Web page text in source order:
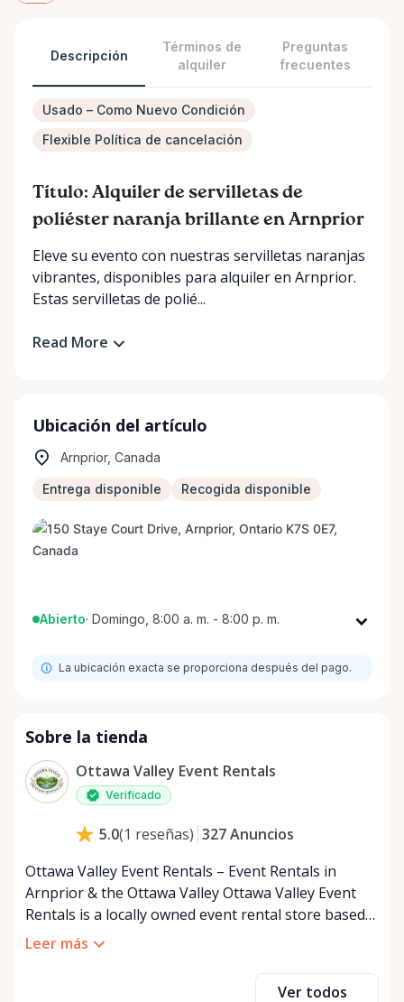
Descripción
Términos de
alquiler
Preguntas
frecuentes
Usado – Como Nuevo Condición
Flexible Política de cancelación
Título: Alquiler de servilletas de
poliéster naranja brillante en Arnprior
Eleve su evento con nuestras servilletas naranjas
vibrantes, disponibles para alquiler en Arnprior.
Estas servilletas de polié...
Read More
Ubicación del artículo
Arnprior, Canada
Entrega disponible Recogida disponible
Abierto· Domingo, 8:00 a. m. - 8:00 p. m.
Martes
8:00 a. m. - 8:00 p. m.
Jueves
Sábado
8:00 a. m. - 8:00 p. m.
Domingo
La ubicación exacta se proporciona después del pago.
Sobre la tienda
Ottawa Valley Event Rentals
Verificado
5.0(1 reseñas) 327Anuncios
Ottawa Valley Event Rentals – Event Rentals in
Arnprior & the Ottawa Valley Ottawa Valley Event
Rentals is a locally owned event rental store based
in Arnprior, Ontario, proudly serving the Ottawa
Leer más
Ver todos